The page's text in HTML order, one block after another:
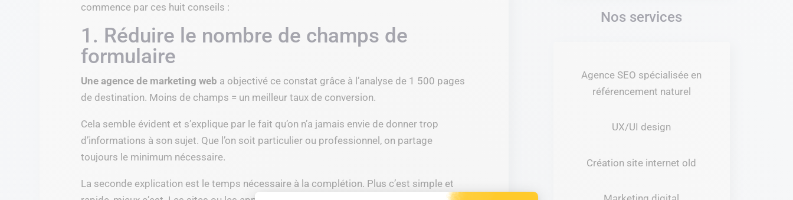
commence par ces huit conseils :
1. Réduire le nombre de champs de
formulaire
Une agence de marketing web a objectivé ce constat grâce à l’analyse de 1 500 pages
de destination. Moins de champs = un meilleur taux de conversion.
Cela semble évident et s’explique par le fait qu’on n’a jamais envie de donner trop
d’informations à son sujet. Que l’on soit particulier ou professionnel, on partage
toujours le minimum nécessaire.
La seconde explication est le temps nécessaire à la complétion. Plus c’est simple et
Nos services
Agence SEO spécialisée en
référencement naturel
UX/UI design
Création site internet old